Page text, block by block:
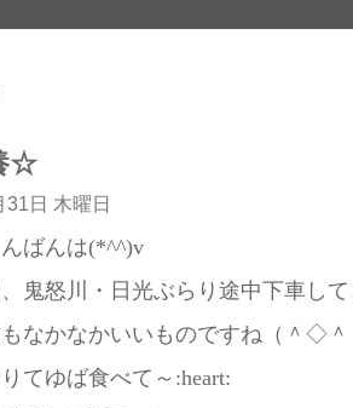
☆
31日 木曜日
ばんは(*^^)v
鬼怒川・日光ぶらり途中下車し
なかなかいいものですね（＾◇
てゆば食べて～:heart: